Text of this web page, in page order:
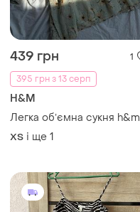
439 грн
1
395 грн з 13 серп
H&M
Легка обʼємна сукня h&m
ХS і ще 1